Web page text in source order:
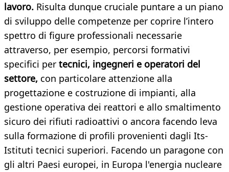
lavoro. Risulta dunque cruciale puntare a un piano
di sviluppo delle competenze per coprire l’intero
spettro di figure professionali necessarie
attraverso, per esempio, percorsi formativi
specifici per tecnici, ingegneri e operatori del
settore, con particolare attenzione alla
progettazione e costruzione di impianti, alla
gestione operativa dei reattori e allo smaltimento
sicuro dei rifiuti radioattivi o ancora facendo leva
sulla formazione di profili provenienti dagli Its-
Istituti tecnici superiori. Facendo un paragone con
gli altri Paesi europei, in Europa l'energia nucleare